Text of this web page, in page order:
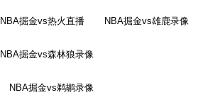
NBA掘金vs热火直播 NBA掘金vs雄鹿录像
NBA掘金vs森林狼录像
NBA掘金vs鹈鹕录像